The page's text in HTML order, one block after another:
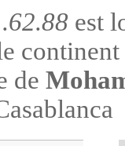
est
de